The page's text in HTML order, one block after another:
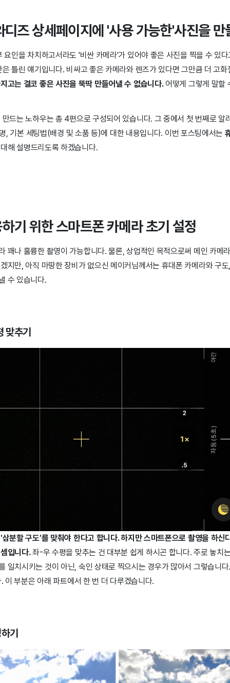
디즈 상세페이지에 '사용 가능한'사진을
요인을 차치하고서라도 '비싼 카메라'가 있어야 좋은 사진을 찍을 수 있
틀린 얘기입니다. 비싸고 좋은 카메라와 렌즈가 있다면 그만큼 더 고
고는 결코 좋은 사진을 뚝딱 만들어낼 수 없습니다.어떻게 그렇게 말할
드는 노하우는 총 4편으로 구성되어 있습니다. 그 중에서 첫 번째로 알
, 기본 세팅법(배경 및 소품 등)에 대한 내용입니다. 이번 포스팅에서는
해 설명드리도록 하겠습니다.
기 위한 스마트폰 카메라 초기 설정
꽤나 훌륭한 촬영이 가능합니다. 물론, 상업적인 목적으로써 메인 카메
지만, 아직 마땅한 장비가 없으신 메이커님께서는 휴대폰 카메라와 구
수 있습니다.
맞추기
분할 구도'를 맞춰야 한다고 합니다. 하지만 스마트폰으로 촬영을 하신
입니다.좌-우 수평을 맞추는 건 대부분 쉽게 하시곤 합니다. 주로 놓치
일치시키는 것이 아닌, 숙인 상태로 찍으시는 경우가 많아서 그렇습니
이 부분은 아래 파트에서 한 번 더 다루겠습니다.
기